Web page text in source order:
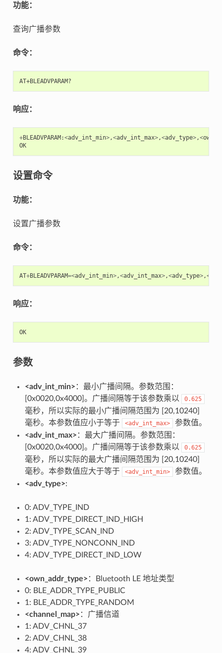
功能：
查询广播参数
命令：
响应：
+BLEADVPARAM:<adv_int_min>,<adv_int_max>,<adv_type>,<
OK
设置命令
功能：
设置广播参数
命令：
AT+BLEADVPARAM=<adv_int_min>,<adv_int_max>,<adv_type>,<
响应：
OK
参数
<adv_int_min> ：最小广播间隔。参数范围：
[0x0020,0x4000]。广播间隔等于该参数乘以
0.625
毫秒，所以实际的最小广播间隔范围为 [20,10240]
毫秒。本参数值应小于等于
<adv_int_max>
参数值。
<adv_int_max> ：最大广播间隔。参数范围：
[0x0020,0x4000]。广播间隔等于该参数乘以
0.625
毫秒，所以实际的最大广播间隔范围为 [20,10240]
毫秒。本参数值应大于等于
<adv_int_min>
参数值。
<adv_type>:
0: ADV_TYPE_IND
1: ADV_TYPE_DIRECT_IND_HIGH
2: ADV_TYPE_SCAN_IND
3: ADV_TYPE_NONCONN_IND
4: ADV_TYPE_DIRECT_IND_LOW
<own_addr_type> ：Bluetooth LE 地址类型
0: BLE_ADDR_TYPE_PUBLIC
1: BLE_ADDR_TYPE_RANDOM
<channel_map> ：广播信道
1: ADV_CHNL_37
2: ADV_CHNL_38
4: ADV_CHNL_39